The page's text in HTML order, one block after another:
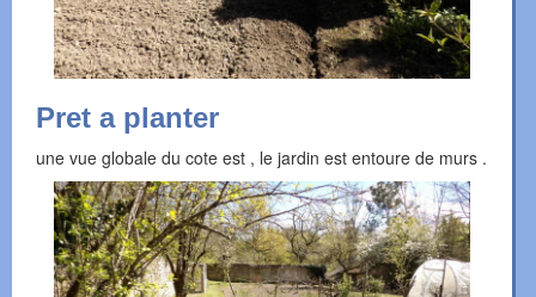
Pret a planter
une vue globale du cote est , le jardin est entoure de murs .